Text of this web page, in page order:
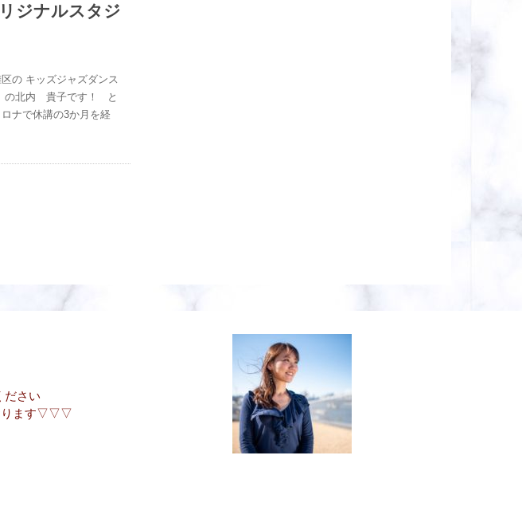
ジナルスタジ
の キッズジャズダンス
の北内 貴子です！ と
ナで休講の3か月を経
ださい
ります▽▽▽